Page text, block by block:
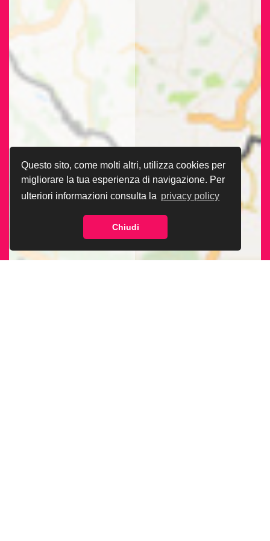
Questo sito, come molti altri, utilizza cookies per
migliorare la tua esperienza di navigazione. Per
ulteriori informazioni consulta la privacy policy
Chiudi